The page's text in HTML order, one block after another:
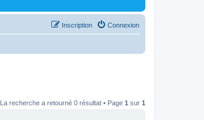
Connexion
Inscription
La recherche a retourné 0 résultat • Page 1 sur 1